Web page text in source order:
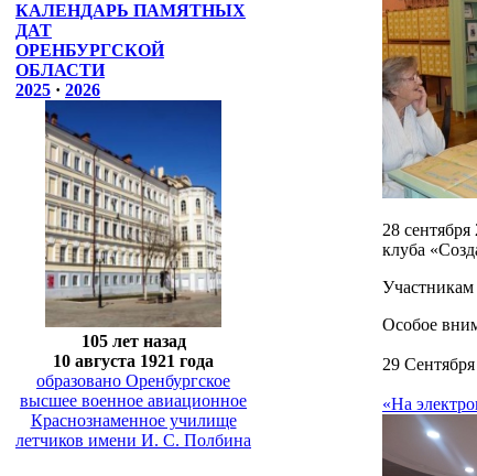
КАЛЕНДАРЬ ПАМЯТНЫХ
ДАТ
ОРЕНБУРГСКОЙ
ОБЛАСТИ
2025 · 2026
105 лет назад
10 августа 1921 года
образовано Оренбургское
высшее военное авиационное
Краснознаменное училище
летчиков имени И. С. Полбина
28
клуба
Участникам
Особое
29
«На